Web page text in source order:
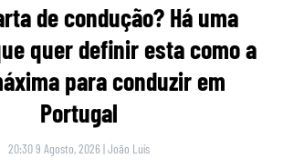
de condução? Há uma
quer definir esta como a
para conduzir em
Portugal
20:30 9 Agosto, 2026 |João Luís